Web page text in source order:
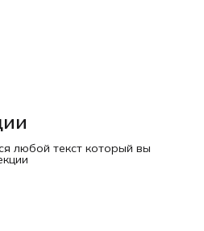
любой текст который вы